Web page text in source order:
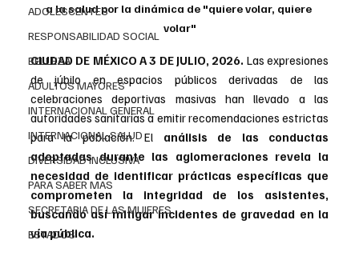
ADOLESCENTES
RESPONSABILIDAD SOCIAL
BELLEZA
ADULTOS MAYORES
INTERNACIONAL GENERAL
INTERNACIONAL SALUD
DIVERSIDAD INCLUSIVA
PARA SABER MAS
SECRETARIA DE LAS MUJERES
ESTADOS
a la salud por la dinámica de "quiere volar, quiere
volar"
CIUDAD DE MÉXICO A 3 DE JULIO, 2026. Las expresiones
de júbilo en espacios públicos derivadas de las
celebraciones deportivas masivas han llevado a las
autoridades sanitarias a emitir recomendaciones estrictas
para la población. El análisis de las conductas
adoptadas durante las aglomeraciones revela la
necesidad de identificar prácticas específicas que
comprometen la integridad de los asistentes,
buscando así mitigar incidentes de gravedad en la
vía pública.